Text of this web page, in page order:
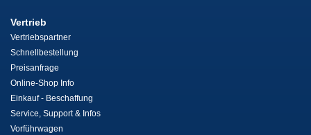
Vertrieb
Vertriebspartner
Schnellbestellung
Preisanfrage
Online-Shop Info
Einkauf - Beschaffung
Service, Support & Infos
Vorführwagen